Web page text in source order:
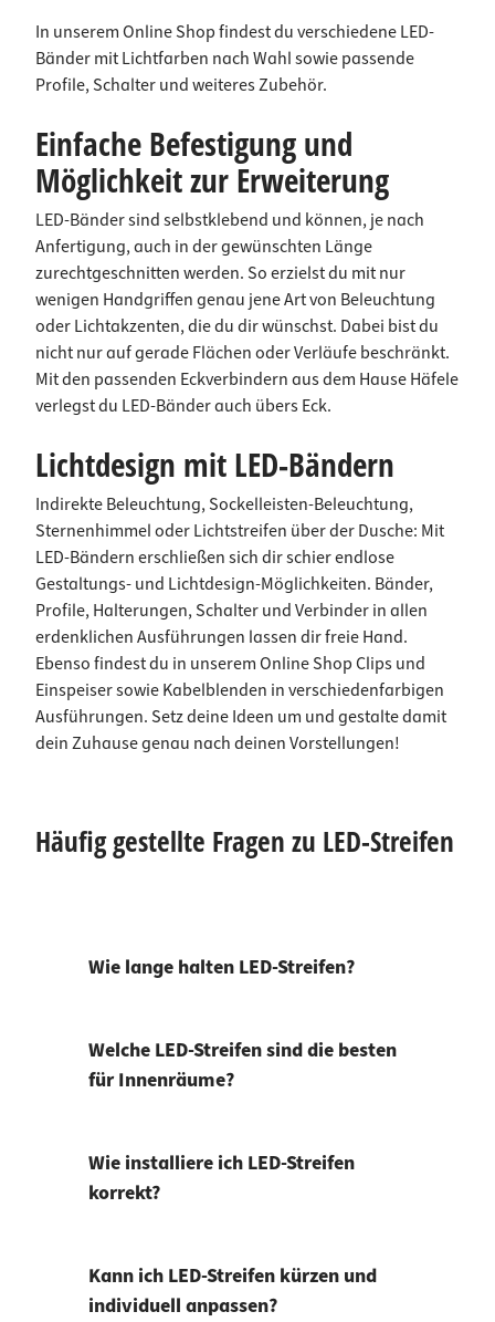
In unserem Online Shop findest du verschiedene LED-
Bänder mit Lichtfarben nach Wahl sowie passende
Profile, Schalter und weiteres Zubehör.
Einfache Befestigung und
Möglichkeit zur Erweiterung
LED-Bänder sind selbstklebend und können, je nach
Anfertigung, auch in der gewünschten Länge
zurechtgeschnitten werden. So erzielst du mit nur
wenigen Handgriffen genau jene Art von Beleuchtung
oder Lichtakzenten, die du dir wünschst. Dabei bist du
nicht nur auf gerade Flächen oder Verläufe beschränkt.
Mit den passenden Eckverbindern aus dem Hause Häfele
verlegst du LED-Bänder auch übers Eck.
Lichtdesign mit LED-Bändern
Indirekte Beleuchtung, Sockelleisten-Beleuchtung,
Sternenhimmel oder Lichtstreifen über der Dusche: Mit
LED-Bändern erschließen sich dir schier endlose
Gestaltungs- und Lichtdesign-Möglichkeiten. Bänder,
Profile, Halterungen, Schalter und Verbinder in allen
erdenklichen Ausführungen lassen dir freie Hand.
Ebenso findest du in unserem Online Shop Clips und
Einspeiser sowie Kabelblenden in verschiedenfarbigen
Ausführungen. Setz deine Ideen um und gestalte damit
dein Zuhause genau nach deinen Vorstellungen!
Häufig gestellte Fragen zu LED-Streifen
Wie lange halten LED-Streifen?
Welche LED-Streifen sind die besten
für Innenräume?
Wie installiere ich LED-Streifen
korrekt?
Kann ich LED-Streifen kürzen und
individuell anpassen?